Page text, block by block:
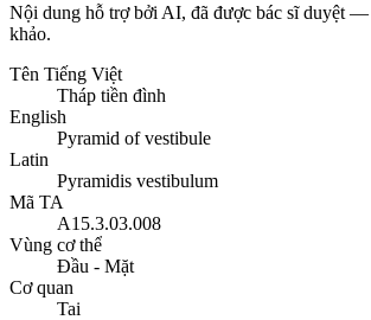
Nội dung hỗ trợ bởi AI, đã được bác sĩ duyệt —
khảo.
Tên Tiếng Việt
Tháp tiền đình
English
Pyramid of vestibule
Latin
Pyramidis vestibulum
Mã TA
A15.3.03.008
Vùng cơ thể
Đầu - Mặt
Cơ quan
Tai